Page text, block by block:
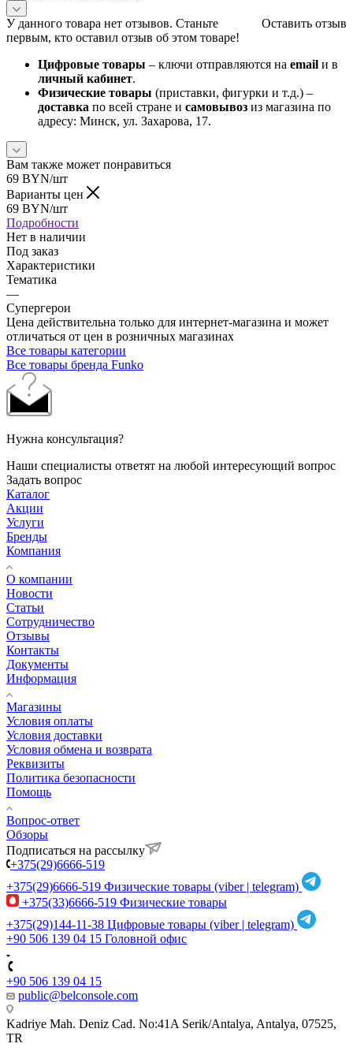
Оставить отзыв
У данного товара нет отзывов. Станьте
первым, кто оставил отзыв об этом товаре!
Цифровые товары – ключи отправляются на email и в
личный кабинет.
Физические товары (приставки, фигурки и т.д.) –
доставка по всей стране и самовывоз из магазина по
адресу: Минск, ул. Захарова, 17.
Вам также может понравиться
69 BYN/шт
Варианты цен
69 BYN/шт
Подробности
Нет в наличии
Под заказ
Характеристики
Тематика
—
Супергерои
Цена действительна только для интернет-магазина и может
отличаться от цен в розничных магазинах
Все товары категории
Все товары бренда Funko
Нужна консультация?
Наши специалисты ответят на любой интересующий вопрос
Задать вопрос
Каталог
Акции
Услуги
Бренды
Компания
О компании
Новости
Статьи
Сотрудничество
Отзывы
Контакты
Документы
Информация
Магазины
Условия оплаты
Условия доставки
Условия обмена и возврата
Реквизиты
Политика безопасности
Помощь
Вопрос-ответ
Обзоры
Подписаться на рассылку
+375(29)6666-519
+375(29)6666-519 Физические товары (viber | telegram)
+375(33)6666-519 Физические товары
+375(29)144-11-38 Цифровые товары (viber | telegram)
+90 506 139 04 15 Головной офис
+90 506 139 04 15
public@belconsole.com
Kadriye Mah. Deniz Cad. No:41A Serik/Antalya, Antalya, 07525,
TR